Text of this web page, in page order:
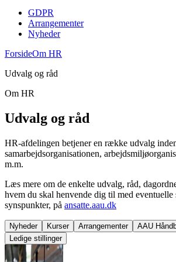
GDPR
Arrangementer
Nyheder
ForsideOm HR
Udvalg og råd
Om HR
Udvalg og råd
HR-afdelingen betjener en række udvalg
samarbejdsorganisationen,
m.m.
Læs mere om de enkelte udvalg, råd,
hvem du skal henvende dig til med eventuelle
synspunkter, på ansatte.aau.dk
Nyheder Kurser Arrangementer
AAU
Ledige stillinger